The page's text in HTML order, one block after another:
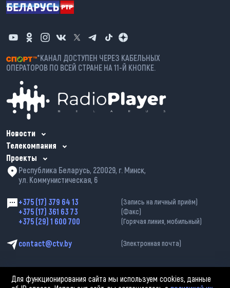
*КАНАЛ ДОСТУПЕН ЧЕРЕЗ КАБЕЛЬНЫХ
ОПЕРАТОРОВ ПО ВСЕЙ СТРАНЕ НА 11-Й КНОПКЕ.
Новости
Телекомпания
Проекты
Республика Беларусь, 220029, г. Минск,
ул. Коммунистическая, 6
+375 (17) 379 64 13 (Запись на личный приём)
+375 (17) 361 63 73 (Факс)
+375 (29) 1 600 700 (Горячая линия, мобильный)
contact@ctv.by (Электронная почта)
Для функционирования сайта мы используем cookies, данные